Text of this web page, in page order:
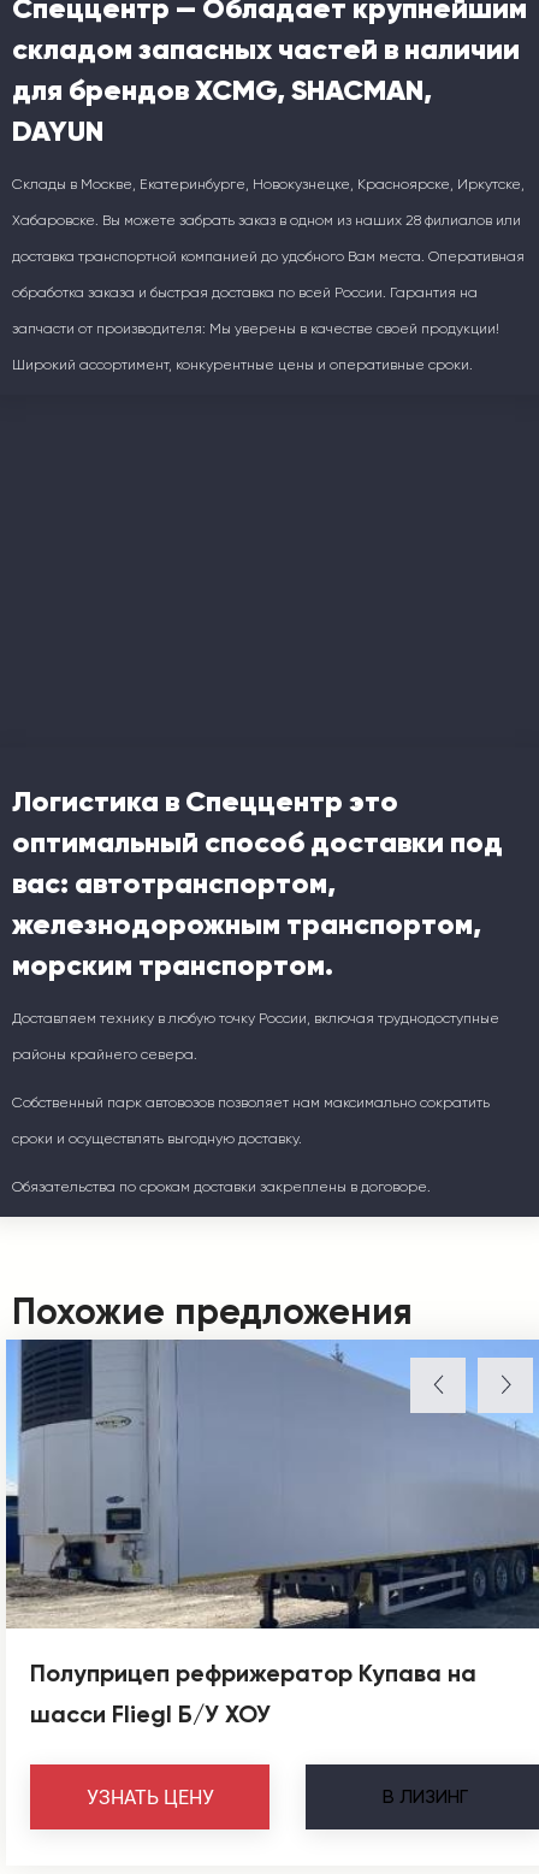
Спеццентр — Обладает крупнейшим
складом запасных частей в наличии
для брендов XCMG, SHACMAN,
DAYUN
Склады в Москве, Екатеринбурге, Новокузнецке, Красноярске, Иркутске,
Хабаровске. Вы можете забрать заказ в одном из наших 28 филиалов или
доставка транспортной компанией до удобного Вам места. Оперативная
обработка заказа и быстрая доставка по всей России. Гарантия на
запчасти от производителя: Мы уверены в качестве своей продукции!
Широкий ассортимент, конкурентные цены и оперативные сроки.
Логистика в Спеццентр это
оптимальный способ доставки под
вас: автотранспортом,
железнодорожным транспортом,
морским транспортом.
Доставляем технику в любую точку России, включая труднодоступные
районы крайнего севера.
Собственный парк автовозов позволяет нам максимально сократить
сроки и осуществлять выгодную доставку.
Обязательства по срокам доставки закреплены в договоре.
Похожие предложения
Полуприцеп рефрижератор Купава на
шасси Fliegl Б/У ХОУ
В ЛИЗИНГ
УЗНАТЬ ЦЕНУ